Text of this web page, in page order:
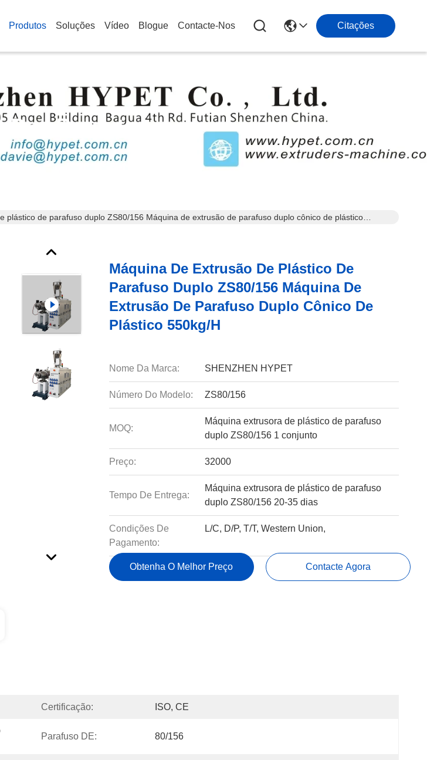
Produtos Soluções Vídeo Blogue Contacte-Nos Citações
Dos Produtos
plástico de parafuso duplo ZS80/156 Máquina de extrusão de parafuso duplo cônico de plástico
Máquina De Extrusão De Plástico De
Parafuso Duplo ZS80/156 Máquina De
Extrusão De Parafuso Duplo Cônico De
Plástico 550kg/H
Nome Da Marca: SHENZHEN HYPET
Número Do Modelo: ZS80/156
MOQ:
Máquina extrusora de plástico de parafuso
duplo ZS80/156 1 conjunto
Preço: 32000
Tempo De Entrega:
Máquina extrusora de plástico de parafuso
duplo ZS80/156 20-35 dias
Condições De
Pagamento:
L/C, D/P, T/T, Western Union,
Obtenha O Melhor Preço Contacte Agora
Certificação: ISO, CE
Parafuso DE: 80/156